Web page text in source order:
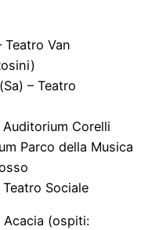
Teatro Van
– Teatro
Auditorium Corelli
Parco della Musica
Sociale
Acacia (ospiti: